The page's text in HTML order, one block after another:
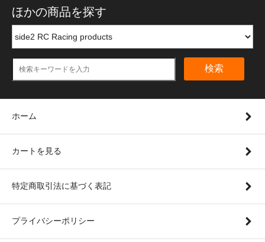
ほかの商品を探す
検索
ホーム
カートを見る
特定商取引法に基づく表記
プライバシーポリシー